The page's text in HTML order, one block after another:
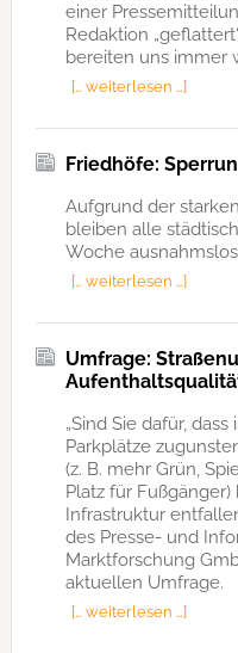
einer
Redaktion
bereiten uns immer
[… weiterlesen …]
Friedhöfe:
Aufgrund der
bleiben alle
Woche
[… weiterlesen …]
Umfrage:
„Sind Sie dafür,
Parkplätze
(z. B. mehr Grün,
Platz für
Infrastruktur
des Presse- und
Marktforschung
aktuellen Umfrage.
[… weiterlesen …]